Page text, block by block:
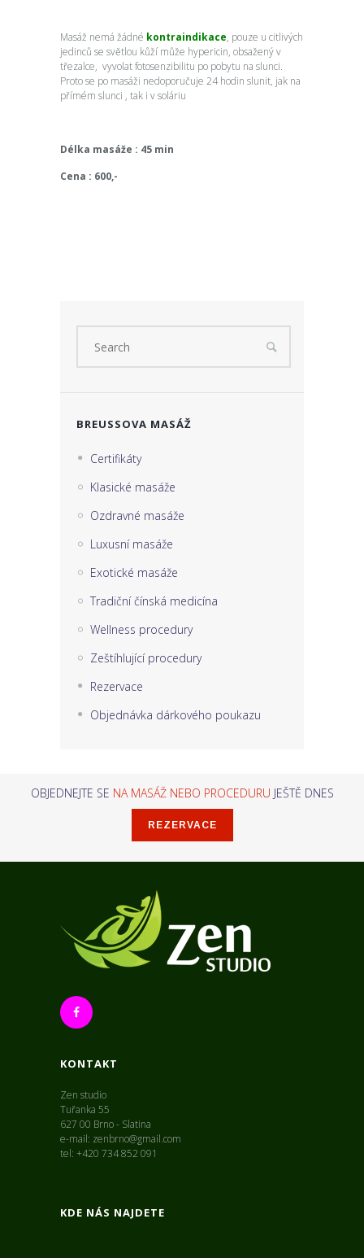
Masáž nemá žádné kontraindikace, pouze u citlivých
jedinců se světlou kůží může hypericin, obsažený v
třezalce, vyvolat fotosenzibilitu po pobytu na slunci.
Proto se po masáži nedoporučuje 24 hodin slunit, jak na
přímém slunci , tak i v soláriu
Délka masáže : 45 min
Cena : 600,-
BREUSSOVA MASÁŽ
Certifikáty
Klasické masáže
Ozdravné masáže
Luxusní masáže
Exotické masáže
Tradiční čínská medicína
Wellness procedury
Zeštíhlující procedury
Rezervace
Objednávka dárkového poukazu
OBJEDNEJTE SE NA MASÁŽ NEBO PROCEDURU JEŠTĚ DNES
REZERVACE
KONTAKT
Zen studio
Tuřanka 55
627 00 Brno - Slatina
e-mail: zenbrno@gmail.com
tel: +420 734 852 091
KDE NÁS NAJDETE